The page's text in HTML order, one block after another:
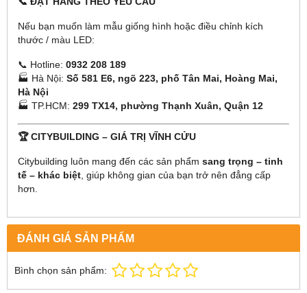
Nếu bạn muốn làm mẫu giống hình hoặc điều chỉnh kích
thước / màu LED:
📞 Hotline: 0932 208 189
🏭 Hà Nội: Số 581 E6, ngõ 223, phố Tân Mai, Hoàng Mai,
Hà Nội
🏭 TP.HCM: 299 TX14, phường Thạnh Xuân, Quận 12
🏆 CITYBUILDING – GIÁ TRỊ VĨNH CỬU
Citybuilding luôn mang đến các sản phẩm sang trọng – tinh
tế – khác biệt, giúp không gian của bạn trở nên đẳng cấp
hơn.
ĐÁNH GIÁ SẢN PHẨM
Bình chọn sản phẩm: